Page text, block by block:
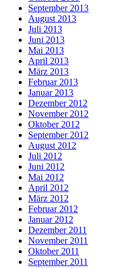
September 2013
August 2013
Juli 2013
Juni 2013
Mai 2013
April 2013
März 2013
Februar 2013
Januar 2013
Dezember 2012
November 2012
Oktober 2012
September 2012
August 2012
Juli 2012
Juni 2012
Mai 2012
April 2012
März 2012
Februar 2012
Januar 2012
Dezember 2011
November 2011
Oktober 2011
September 2011